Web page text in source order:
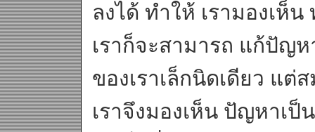
ลงได้ ทำให้ เรามองเห็
เราก็จะสามารถ แก้ปัญ
ของเราเล็กนิดเดียว แต่
เราจึงมองเห็น ปัญหาเป็